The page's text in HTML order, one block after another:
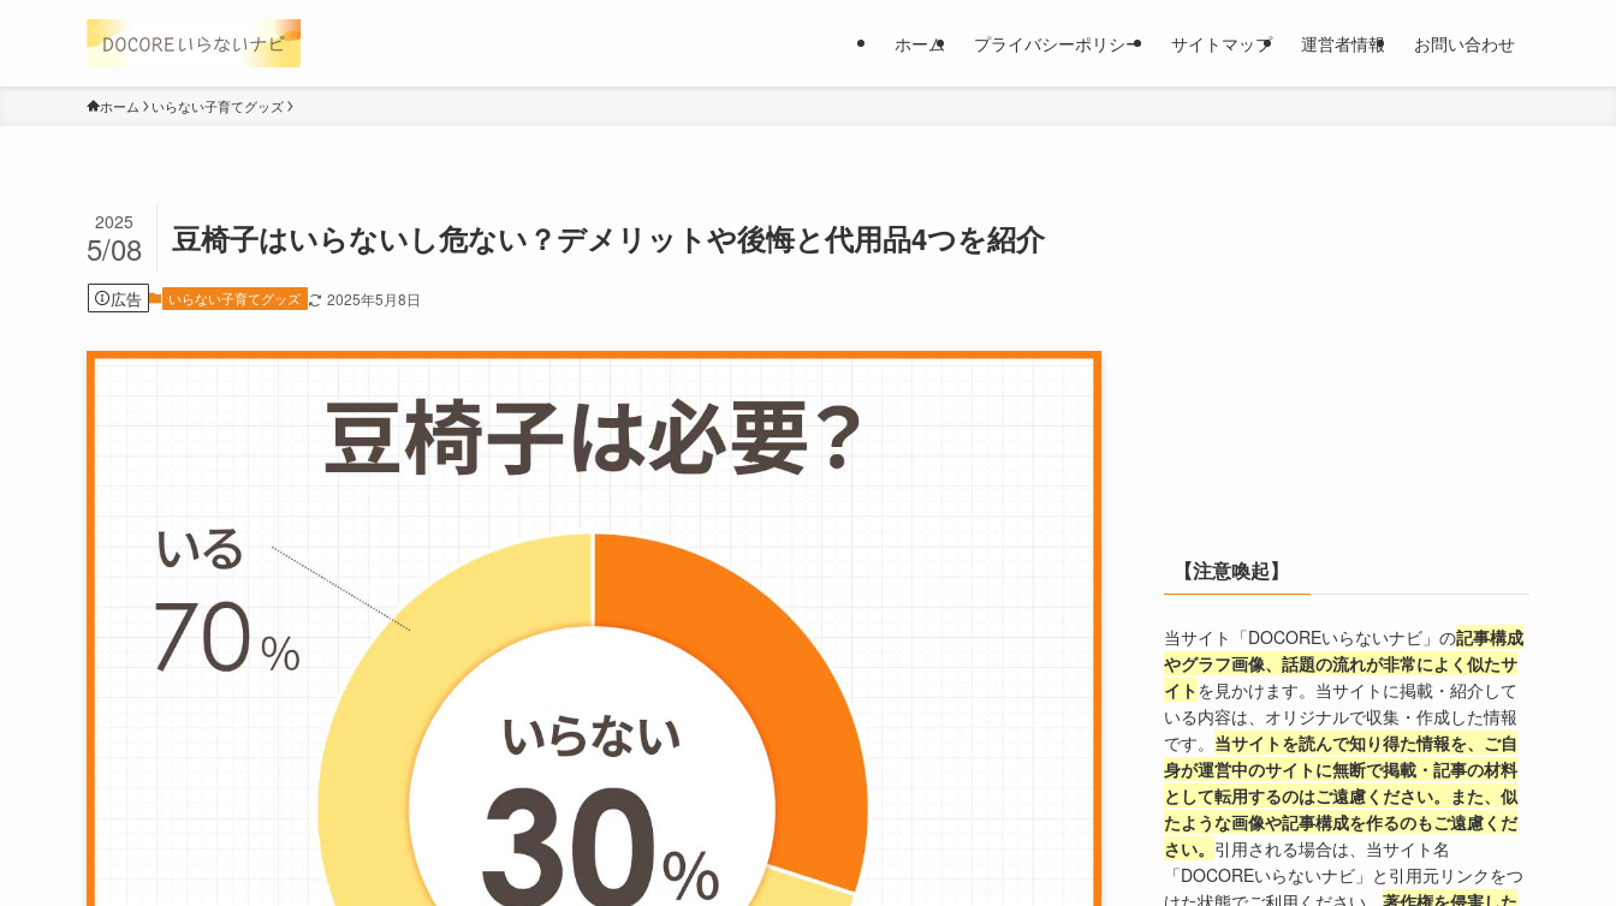
ホーム プライバシーポリシー サイトマップ 運営者情報 お問い合わせ
ホーム いらない子育てグッズ
豆椅子はいらないし危ない？デメリットや後悔と代用品4つを紹介
2025
5/08
広告 いらない子育てグッズ 2025年5月8日
【注意喚起】
当サイト「DOCOREいらないナビ」の記事構成
やグラフ画像、話題の流れが非常によく似たサ
イトを見かけます。当サイトに掲載・紹介して
いる内容は、オリジナルで収集・作成した情報
です。 当サイトを読んで知り得た情報を、ご自
身が運営中のサイトに無断で掲載・記事の材料
として転用するのはご遠慮ください。また、似
たような画像や記事構成を作るのもご遠慮くだ
さい。 引用される場合は、当サイト名
「DOCOREいらないナビ」と引用元リンクをつ
けた状態でご利用ください。 著作権を侵害した